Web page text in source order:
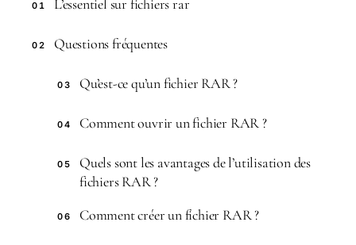
01 L’essentiel sur fichiers rar
02 Questions fréquentes
03 Qu’est-ce qu’un fichier RAR ?
04 Comment ouvrir un fichier RAR ?
05
Quels sont les avantages de l’utilisation des
fichiers RAR ?
06 Comment créer un fichier RAR ?